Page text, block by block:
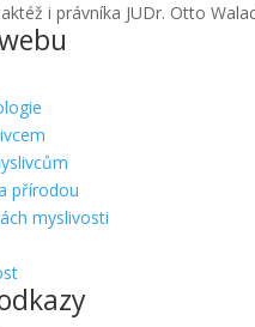
i právníka JUDr. Otto
přírodou
myslivosti